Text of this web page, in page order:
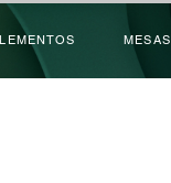
MESAS